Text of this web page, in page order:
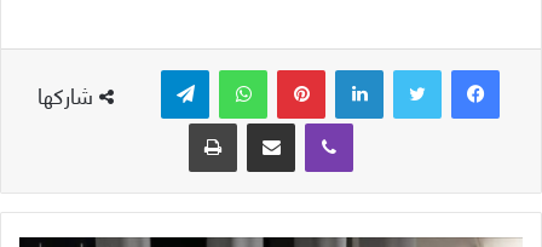
شاركها
لينكدإن بينتيريست واتساب
ڤايبر
مشاركة عبر البريد طباعة